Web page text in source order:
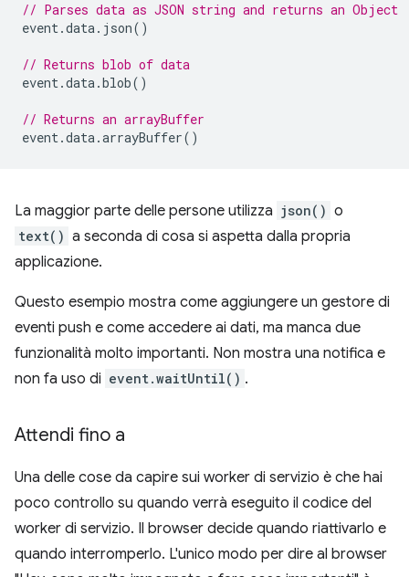
// Parses data as JSON string and returns an Object
event.data. json()
// Returns blob of data
event.data.blob()
// Returns an arrayBuffer
event.data.arrayBuffer()
La maggior parte delle persone utilizza json() o
text() a seconda di cosa si aspetta dalla propria
applicazione.
Questo esempio mostra come aggiungere un gestore di
eventi push e come accedere ai dati, ma manca due
funzionalità molto importanti. Non mostra una notifica e
non fa uso di event.waitUntil() .
Attendi fino a
Una delle cose da capire sui worker di servizio è che hai
poco controllo su quando verrà eseguito il codice del
worker di servizio. Il browser decide quando riattivarlo e
quando interromperlo. L'unico modo per dire al browser